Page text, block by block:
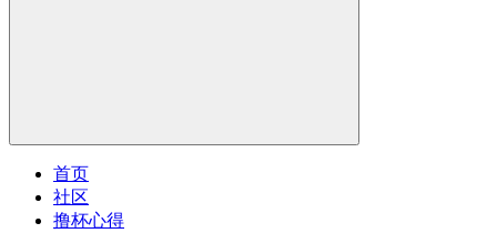
首页
社区
撸杯心得